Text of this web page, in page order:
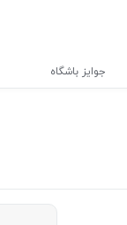
جوایز باشگاه